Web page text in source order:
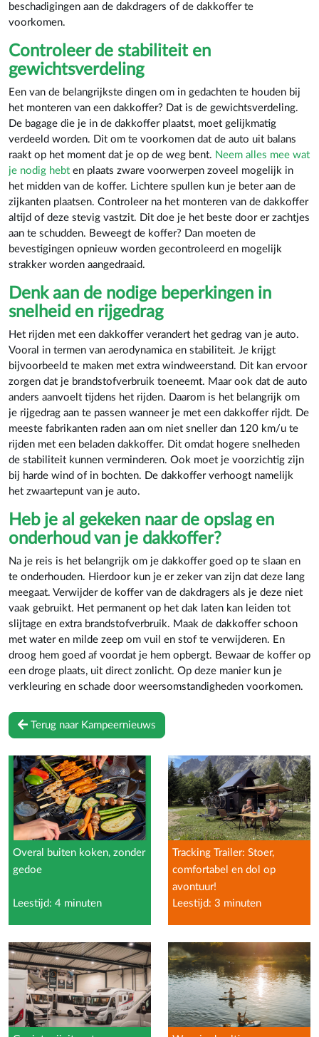
beschadigingen aan de dakdragers of de dakkoffer te
voorkomen.
Controleer de stabiliteit en
gewichtsverdeling
Een van de belangrijkste dingen om in gedachten te houden bij
het monteren van een dakkoffer? Dat is de gewichtsverdeling.
De bagage die je in de dakkoffer plaatst, moet gelijkmatig
verdeeld worden. Dit om te voorkomen dat de auto uit balans
raakt op het moment dat je op de weg bent. Neem alles mee wat
je nodig hebt en plaats zware voorwerpen zoveel mogelijk in
het midden van de koffer. Lichtere spullen kun je beter aan de
zijkanten plaatsen. Controleer na het monteren van de dakkoffer
altijd of deze stevig vastzit. Dit doe je het beste door er zachtjes
aan te schudden. Beweegt de koffer? Dan moeten de
bevestigingen opnieuw worden gecontroleerd en mogelijk
strakker worden aangedraaid.
Denk aan de nodige beperkingen in
snelheid en rijgedrag
Het rijden met een dakkoffer verandert het gedrag van je auto.
Vooral in termen van aerodynamica en stabiliteit. Je krijgt
bijvoorbeeld te maken met extra windweerstand. Dit kan ervoor
zorgen dat je brandstofverbruik toeneemt. Maar ook dat de auto
anders aanvoelt tijdens het rijden. Daarom is het belangrijk om
je rijgedrag aan te passen wanneer je met een dakkoffer rijdt. De
meeste fabrikanten raden aan om niet sneller dan 120 km/u te
rijden met een beladen dakkoffer. Dit omdat hogere snelheden
de stabiliteit kunnen verminderen. Ook moet je voorzichtig zijn
bij harde wind of in bochten. De dakkoffer verhoogt namelijk
het zwaartepunt van je auto.
Heb je al gekeken naar de opslag en
onderhoud van je dakkoffer?
Na je reis is het belangrijk om je dakkoffer goed op te slaan en
te onderhouden. Hierdoor kun je er zeker van zijn dat deze lang
meegaat. Verwijder de koffer van de dakdragers als je deze niet
vaak gebruikt. Het permanent op het dak laten kan leiden tot
slijtage en extra brandstofverbruik. Maak de dakkoffer schoon
met water en milde zeep om vuil en stof te verwijderen. En
droog hem goed af voordat je hem opbergt. Bewaar de koffer op
een droge plaats, uit direct zonlicht. Op deze manier kun je
verkleuring en schade door weersomstandigheden voorkomen.
Terug naar Kampeernieuws
Overal buiten koken, zonder
gedoe
Leestijd: 4 minuten
Tracking Trailer: Stoer,
comfortabel en dol op
avontuur!
Leestijd: 3 minuten